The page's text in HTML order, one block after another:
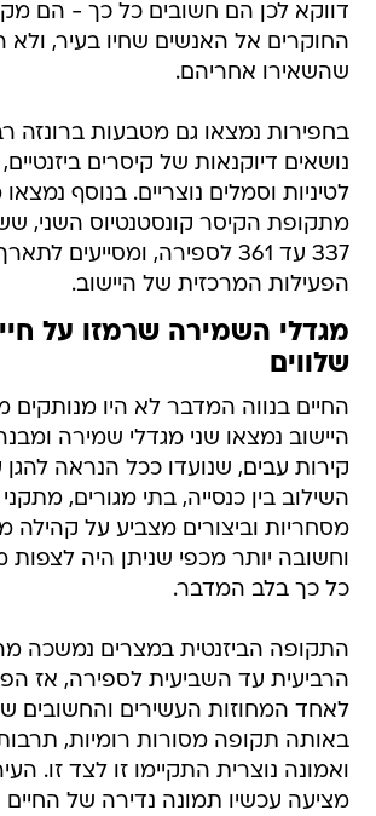
דווקא לכן הם חשובים כל כך - הם
החוקרים אל האנשים שחיו בעיר,
שהשאירו אחריהם.
בחפירות נמצאו גם מטבעות ברונזה
נושאים דיוקנאות של קיסרים
לטיניות וסמלים נוצריים. בנוסף
מתקופת הקיסר קונסטנטיוס השני,
337 עד 361 לספירה, ומסייעים
הפעילות המרכזית של היישוב.
מגדלי השמירה שרמזו על
שלווים
החיים בנווה המדבר לא היו מנותקים
היישוב נמצאו שני מגדלי שמירה
קירות עבים, שנועדו ככל הנראה
השילוב בין כנסייה, בתי מגורים,
מסחריות וביצורים מצביע על קהילה
וחשובה יותר מכפי שניתן היה
כל כך בלב המדבר.
התקופה הביזנטית במצרים נמשכה
הרביעית עד השביעית לספירה, אז
לאחד המחוזות העשירים והחשובים
באותה תקופה מסורות רומיות,
ואמונה נוצרית התקיימו זו לצד זו.
מציעה עכשיו תמונה נדירה של